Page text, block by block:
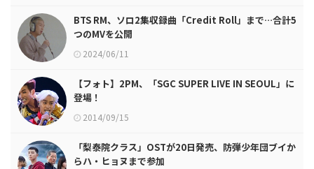
BTS RM、ソロ2集収録曲「Credit Roll」まで…合計5
つのMVを公開
2024/06/11
【フォト】2PM、「SGC SUPER LIVE IN SEOUL」に
登場！
2014/09/15
「梨泰院クラス」OSTが20日発売、防弾少年団ブイか
らハ・ヒョヌまで参加